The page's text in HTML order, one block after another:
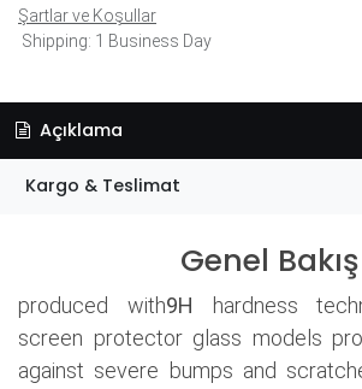
Şartlar ve Koşullar
Shipping: 1 Business Day
Açıklama
Kargo & Teslimat
Genel Bakış
produced with9H hardness
screen protector glass models
against severe bumps and